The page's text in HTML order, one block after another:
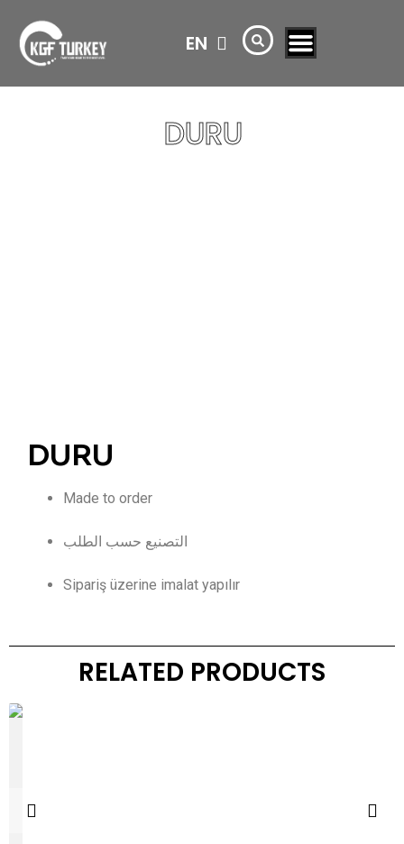
EN
AR
DURU
DURU
Made to order
التصنيع حسب الطلب
Sipariş üzerine imalat yapılır
RELATED PRODUCTS